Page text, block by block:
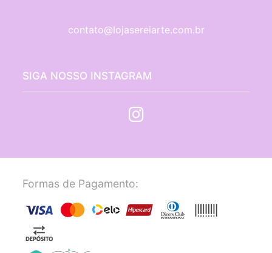
contato@lojasereiarte.com.br
SIGA NOSSO INSTAGRAM
Formas de Pagamento: